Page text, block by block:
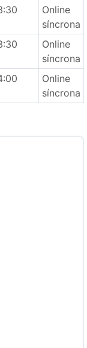
Online
síncrona
Online
síncrona
Online
síncrona